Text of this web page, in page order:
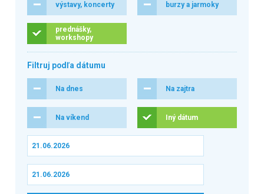
výstavy, koncerty burzy a jarmoky
prednášky,
workshopy
Filtruj podľa dátumu
Na dnes Na zajtra
Na víkend Iný dátum